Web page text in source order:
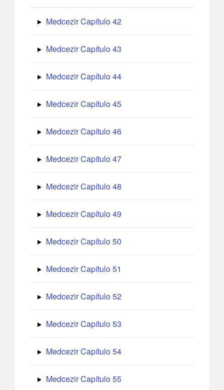
Medcezir Capítulo 42
Medcezir Capítulo 43
Medcezir Capítulo 44
Medcezir Capítulo 45
Medcezir Capítulo 46
Medcezir Capítulo 47
Medcezir Capítulo 48
Medcezir Capítulo 49
Medcezir Capítulo 50
Medcezir Capítulo 51
Medcezir Capítulo 52
Medcezir Capítulo 53
Medcezir Capítulo 54
Medcezir Capítulo 55